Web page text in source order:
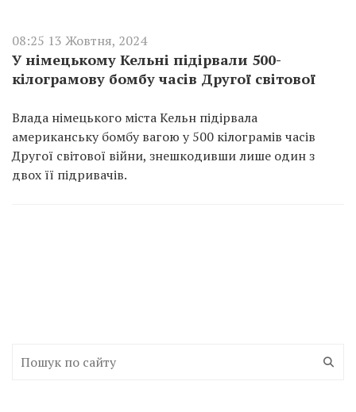
08:25 13 Жовтня, 2024
У німецькому Кельні підірвали 500-
кілограмову бомбу часів Другої світової
Влада німецького міста Кельн підірвала
американську бомбу вагою у 500 кілограмів часів
Другої світової війни, знешкодивши лише один з
двох її підривачів.